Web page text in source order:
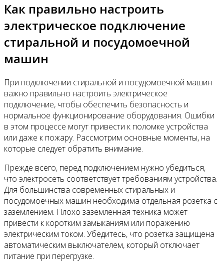
Как правильно настроить
электрическое подключение
стиральной и посудомоечной
машин
При подключении стиральной и посудомоечной машин
важно правильно настроить электрическое
подключение, чтобы обеспечить безопасность и
нормальное функционирование оборудования. Ошибки
в этом процессе могут привести к поломке устройства
или даже к пожару. Рассмотрим основные моменты, на
которые следует обратить внимание.
Прежде всего, перед подключением нужно убедиться,
что электросеть соответствует требованиям устройства.
Для большинства современных стиральных и
посудомоечных машин необходима отдельная розетка с
заземлением. Плохо заземленная техника может
привести к коротким замыканиям или поражению
электрическим током. Убедитесь, что розетка защищена
автоматическим выключателем, который отключает
питание при перегрузке.